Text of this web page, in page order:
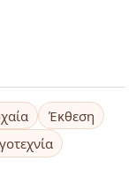
Έκθεση